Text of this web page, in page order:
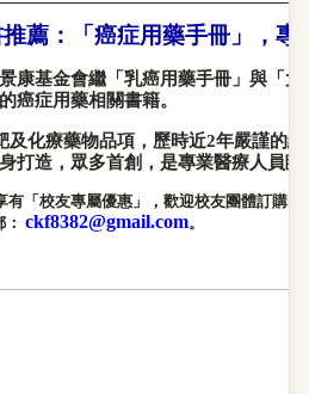
薦：「癌症用藥手冊」，專
康基金會繼「乳癌用藥手冊」與「
癌症用藥相關書籍。
及化療藥物品項，歷時近2年嚴謹的
打造，眾多首創，是專業醫療人員
有「 校友專屬優惠」
，歡迎校友團體訂購
ckf8382@gmail.com。